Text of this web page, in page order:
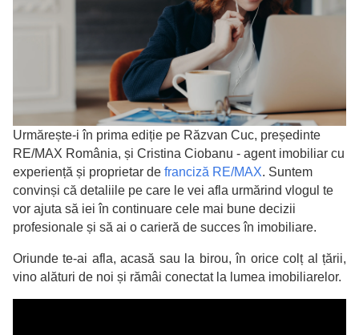
Urmărește-i în prima ediție pe Răzvan Cuc, președinte
RE/MAX România, și Cristina Ciobanu - agent imobiliar cu
experiență și proprietar de franciză RE/MAX. Suntem
convinși că detaliile pe care le vei afla urmărind vlogul te
vor ajuta să iei în continuare cele mai bune decizii
profesionale și să ai o carieră de succes în imobiliare.
Oriunde te-ai afla, acasă sau la birou, în orice colț al țării,
vino alături de noi și rămâi conectat la lumea imobiliarelor.